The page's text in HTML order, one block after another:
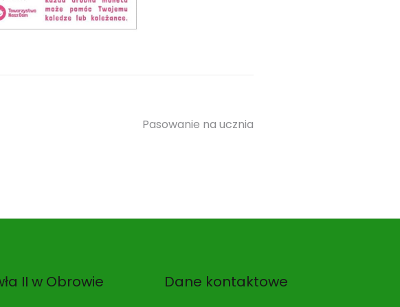
Pasowanie na ucznia
II w Obrowie Dane kontaktowe